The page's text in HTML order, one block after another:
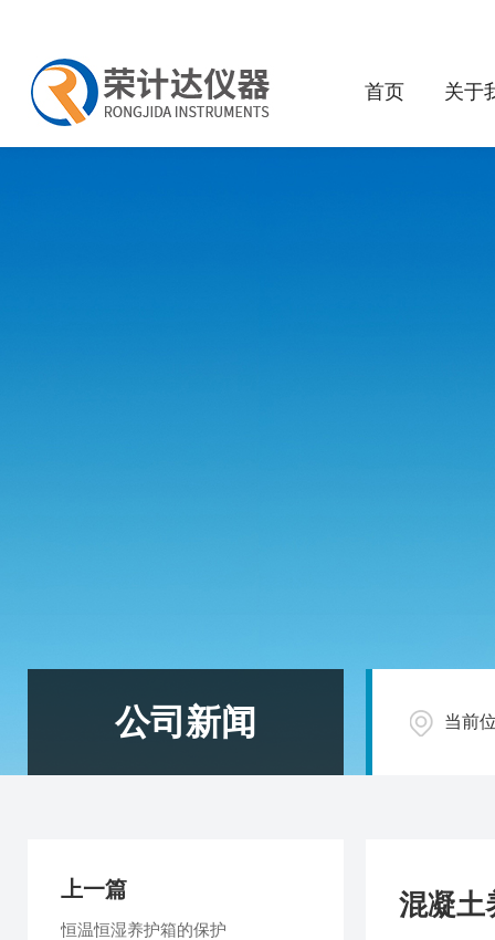
首页 关于
公司新闻 当前
混凝土
上一篇
恒温恒湿养护箱的保护